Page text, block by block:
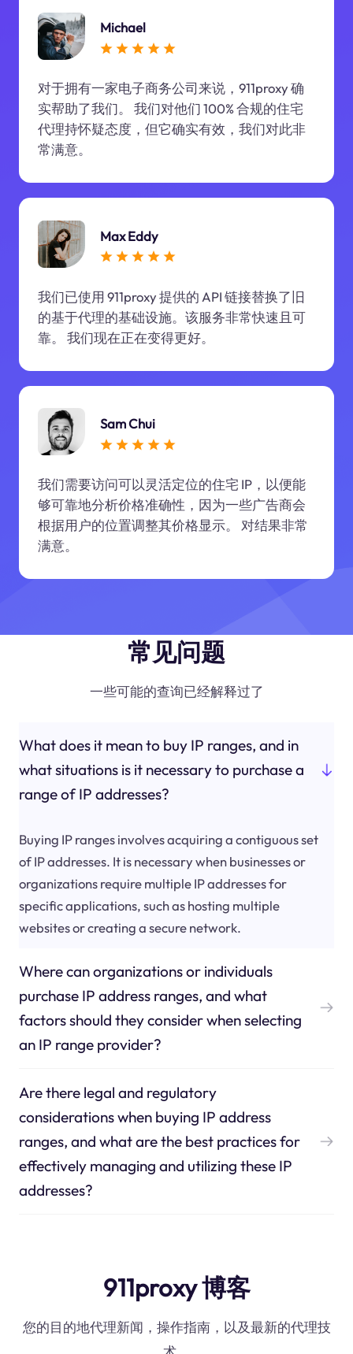
Michael
对于拥有一家电子商务公司来说，911proxy 确
实帮助了我们。 我们对他们 100% 合规的住宅
代理持怀疑态度，但它确实有效，我们对此非
常满意。
Max Eddy
我们已使用 911proxy 提供的 API 链接替换了旧
的基于代理的基础设施。该服务非常快速且可
靠。 我们现在正在变得更好。
Sam Chui
我们需要访问可以灵活定位的住宅 IP，以便能
够可靠地分析价格准确性，因为一些广告商会
根据用户的位置调整其价格显示。 对结果非常
满意。
常见问题
一些可能的查询已经解释过了
What does it mean to buy IP ranges, and in
what situations is it necessary to purchase a
range of IP addresses?
Buying IP ranges involves acquiring a contiguous set
of IP addresses. It is necessary when businesses or
organizations require multiple IP addresses for
specific applications, such as hosting multiple
websites or creating a secure network.
Where can organizations or individuals
purchase IP address ranges, and what
factors should they consider when selecting
an IP range provider?
Are there legal and regulatory
considerations when buying IP address
ranges, and what are the best practices for
effectively managing and utilizing these IP
addresses?
911proxy 博客
您的目的地代理新闻，操作指南，以及最新的代理技